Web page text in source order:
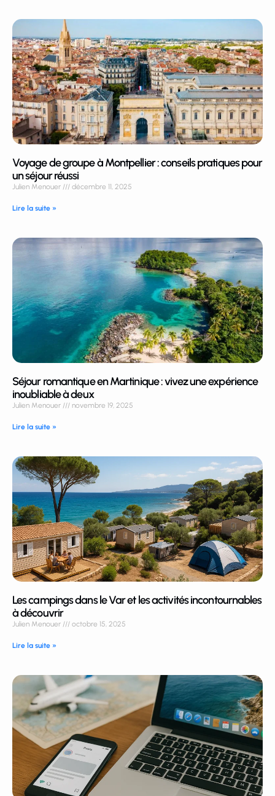
Voyage de groupe à Montpellier : conseils pratiques pour
un séjour réussi
Julien Menouer décembre 11, 2025
Lire la suite »
Séjour romantique en Martinique : vivez une expérience
inoubliable à deux
Julien Menouer novembre 19, 2025
Lire la suite »
Les campings dans le Var et les activités incontournables
à découvrir
Julien Menouer octobre 15, 2025
Lire la suite »